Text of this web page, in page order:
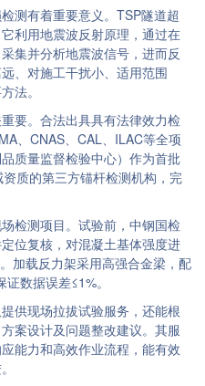
测有着重要意义。TSP隧道超
利用地震波反射原理，通过在
集并分析地震波信号，进而反
、对施工干扰小、适用范围
法。
要。合法出具具有法律效力检
、CNAS、CAL、ILAC等全项
质量监督检验中心）作为首批
质的第三方锚杆检测机构，完
检测项目。试验前，中钢国检
位复核，对混凝土基体强度进
加载反力架采用高强合金梁，配
数据误差≤1%。
供现场拉拔试验服务，还能根
案设计及问题整改建议。其服
能力和高效作业流程，能有效